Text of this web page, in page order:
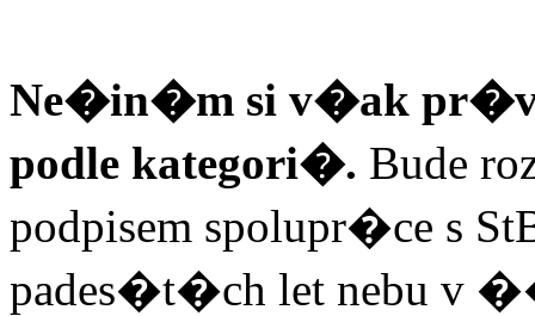
Ne�in�m si v�ak
podle kategori�. Bude
podpisem spolupr�ce s
pades�t�ch let nebu v